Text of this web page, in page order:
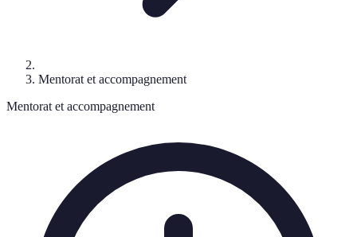
Mentorat et accompagnement
Mentorat et accompagnement